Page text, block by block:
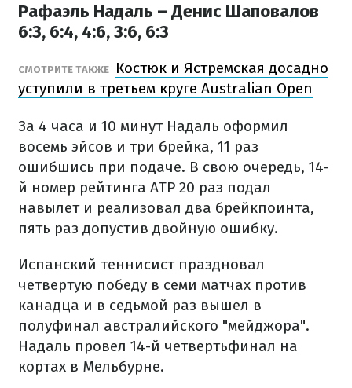
Рафаэль Надаль – Денис Шаповалов
6:3, 6:4, 4:6, 3:6, 6:3
СМОТРИТЕ ТАКЖЕ
Костюк и Ястремская досадно
уступили в третьем круге Australian Open
За 4 часа и 10 минут Надаль оформил
восемь эйсов и три брейка, 11 раз
ошибшись при подаче. В свою очередь, 14-
й номер рейтинга АТР 20 раз подал
навылет и реализовал два брейкпоинта,
пять раз допустив двойную ошибку.
Испанский теннисист праздновал
четвертую победу в семи матчах против
канадца и в седьмой раз вышел в
полуфинал австралийского "мейджора".
Надаль провел 14-й четвертьфинал на
кортах в Мельбурне.